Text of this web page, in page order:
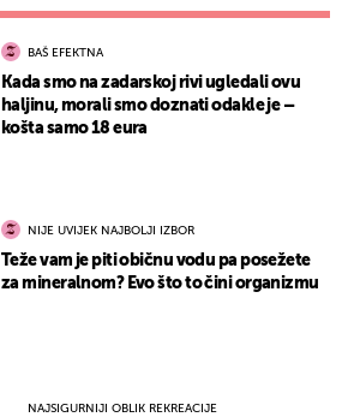
BAŠ EFEKTNA
Kada smo na zadarskoj rivi ugledali ovu
haljinu, morali smo doznati odakle je –
košta samo 18 eura
NIJE UVIJEK NAJBOLJI IZBOR
Teže vam je piti običnu vodu pa posežete
za mineralnom? Evo što to čini organizmu
NAJSIGURNIJI OBLIK REKREACIJE